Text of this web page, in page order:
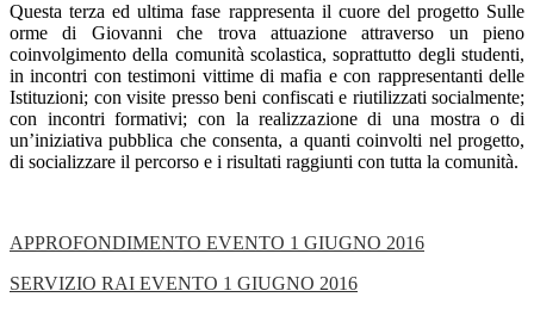
Questa terza ed ultima fase rappresenta il cuore del progetto Sulle
orme di Giovanniche trova attuazione attraverso un pieno
coinvolgimento della comunità scolastica, soprattutto degli studenti,
in incontri con testimoni vittime di mafia e con rappresentanti delle
Istituzioni; con visite presso beni confiscati e riutilizzati socialmente;
con incontri formativi; con la realizzazione di una mostra o di
un’iniziativa pubblica che consenta, a quanti coinvolti nel progetto,
di socializzare il percorso e i risultati raggiunti con tutta la comunità.
APPROFONDIMENTO EVENTO 1 GIUGNO 2016
SERVIZIO RAI EVENTO 1 GIUGNO 2016